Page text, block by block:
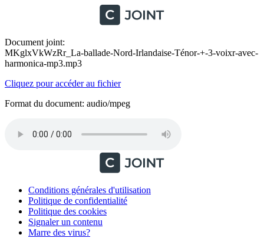
Document joint:
MKglxVkWzRr_La-ballade-Nord-Irlandaise-Ténor-+-3-voixr-avec-
harmonica-mp3.mp3
Cliquez pour accéder au fichier
Format du document: audio/mpeg
Conditions générales d'utilisation
Politique de confidentialité
Politique des cookies
Signaler un contenu
Marre des virus?